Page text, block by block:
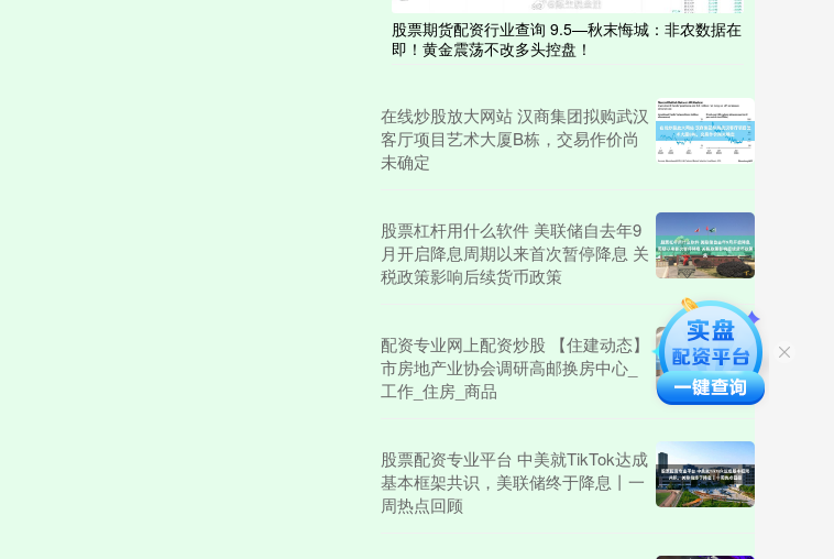
股票期货配资行业查询 9.5—秋末悔城：非农数据在
即！黄金震荡不改多头控盘！
在线炒股放大网站 汉商集团拟购武汉
客厅项目艺术大厦B栋，交易作价尚
未确定
股票杠杆用什么软件 美联储自去年9
月开启降息周期以来首次暂停降息 关
税政策影响后续货币政策
配资专业网上配资炒股 【住建动态】
市房地产业协会调研高邮换房中心_
工作_住房_商品
股票配资专业平台 中美就TikTok达成
基本框架共识，美联储终于降息丨一
周热点回顾